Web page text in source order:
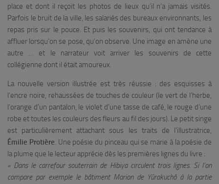
place et dont il reçoit les photos de lieux qu’il n’a jamais visités.
Parfois le bruit de la ville, les salariés des bureaux environnants, les
repas pris sur le pouce. Et puis les souvenirs, qui ont tendance à
affluer lorsqu’on se pose, qu’on observe. Une image en amène une
autre … et le narrateur voit arriver les souvenirs de cette
collégienne dont il était amoureux.
La nouvelle version illustrée est très réussie : des esquisses à
l’encre noire, rehaussées de touches de couleur (le vert de l’herbe,
l’orange d’un pantalon, le violet d’une tasse de café, le rouge d’une
robe et toutes les couleurs des fleurs au fil des jours). Le petit singe
est particulièrement attachant sous les traits de l’illustratrice,
Émilie Protière. Une poésie du pinceau qui se marie à la poésie de
la plume que le lecteur apprécie dès les premières lignes du livre :
« Dans le carrefour souterrain de Hibiya circulent trois lignes. Si l’on
compare par exemple le bâtiment Marion de Yûrakuchô à la partie